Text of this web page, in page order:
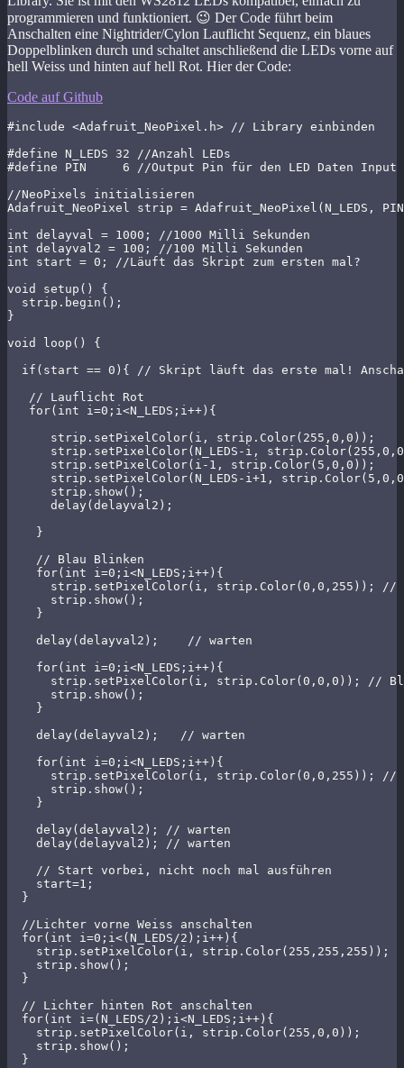
programmieren und funktioniert. 😉 Der Code führt beim
Anschalten eine Nightrider/Cylon Lauflicht Sequenz, ein blaues
Doppelblinken durch und schaltet anschließend die LEDs vorne auf
hell Weiss und hinten auf hell Rot. Hier der Code:
Code auf Github
#include <Adafruit_NeoPixel.h> // Library einbinden
#define N_LEDS 32 //Anzahl LEDs
#define PIN     6 //Output Pin für den LED Daten Input
//NeoPixels initialisieren
Adafruit_NeoPixel strip = Adafruit_NeoPixel(N_LEDS, PIN,
int delayval = 1000; //1000 Milli Sekunden
int delayval2 = 100; //100 Milli Sekunden
int start = 0; //Läuft das Skript zum ersten mal?
void setup() {
  strip.begin();
}
void loop() {
if(start == 0){ // Skript läuft das erste mal!
   // Lauflicht Rot
   for(int i=0;i<N_LEDS;i++){
strip.setPixelColor(i,
strip.setPixelColor(N_LEDS-i,
      strip.setPixelColor(i-1, strip.Color(5,0,0));
strip.setPixelColor(N_LEDS-i+1,
      strip.show();
      delay(delayval2);
    }
    // Blau Blinken
    for(int i=0;i<N_LEDS;i++){
strip.setPixelColor(i, strip.Color(0,0,255)); //
      strip.show();
    }
    delay(delayval2);    // warten
    for(int i=0;i<N_LEDS;i++){
strip.setPixelColor(i, strip.Color(0,0,0)); //
      strip.show();
    }
    delay(delayval2);   // warten
    for(int i=0;i<N_LEDS;i++){
strip.setPixelColor(i, strip.Color(0,0,255)); //
      strip.show();
    }
    delay(delayval2); // warten
    delay(delayval2); // warten
    // Start vorbei, nicht noch mal ausführen
    start=1;
  }
  //Lichter vorne Weiss anschalten
  for(int i=0;i<(N_LEDS/2);i++){
    strip.setPixelColor(i, strip.Color(255,255,255));
    strip.show();
  }
  // Lichter hinten Rot anschalten
  for(int i=(N_LEDS/2);i<N_LEDS;i++){
    strip.setPixelColor(i, strip.Color(255,0,0));
    strip.show();
  }